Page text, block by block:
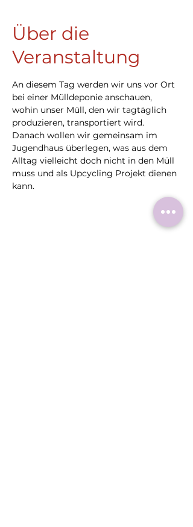
Über die
Veranstaltung
An diesem Tag werden wir uns vor Ort
bei einer Mülldeponie anschauen,
wohin unser Müll, den wir tagtäglich
produzieren, transportiert wird.
Danach wollen wir gemeinsam im
Jugendhaus überlegen, was aus dem
Alltag vielleicht doch nicht in den Müll
muss und als Upcycling Projekt dienen
kann.